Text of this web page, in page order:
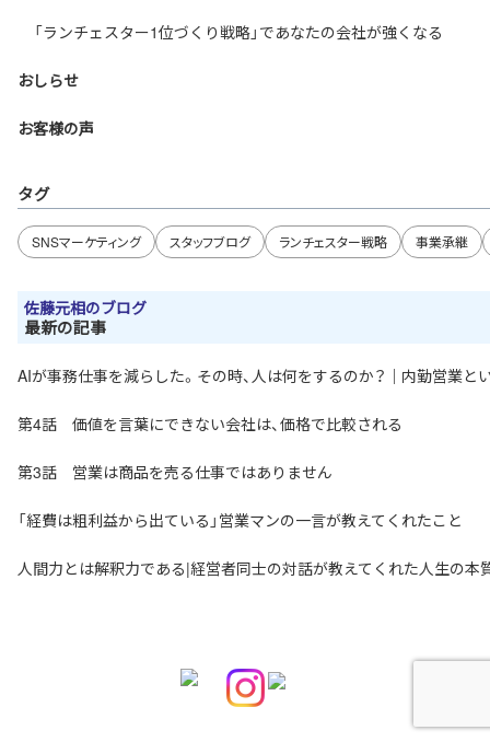
「ランチェスター1位づくり戦略」であなたの会社が強くなる
おしらせ
お客様の声
タグ
SNSマーケティング スタッフブログ ランチェスター戦略 事業承継
佐藤元相のブログ
最新の記事
AIが事務仕事を減らした。その時、人は何をするのか？｜内勤営業と
第4話 価値を言葉にできない会社は、価格で比較される
第3話 営業は商品を売る仕事ではありません
「経費は粗利益から出ている」営業マンの一言が教えてくれたこと
人間力とは解釈力である|経営者同士の対話が教えてくれた人生の本